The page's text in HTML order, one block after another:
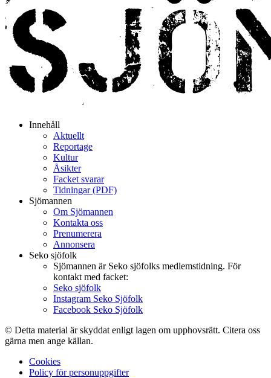
Innehåll
Aktuellt
Reportage
Kultur
Åsikter
Facket svarar
Tidningar (PDF)
Sjömannen
Om Sjömannen
Kontakta oss
Prenumerera
Annonsera
Seko sjöfolk
Sjömannen är Seko sjöfolks medlemstidning. För
kontakt med facket:
Seko sjöfolk
Instagram Seko Sjöfolk
Facebook Seko Sjöfolk
© Detta material är skyddat enligt lagen om upphovsrätt. Citera oss
gärna men ange källan.
Cookies
Policy för personuppgifter